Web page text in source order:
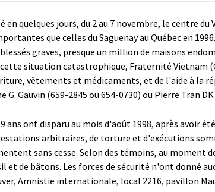
quelques jours, du 2 au 7 novembre, le centre
que celles du Saguenay au Québec en
graves, presque un million de maisons
situation catastrophique, Fraternité Vietnam
vêtements et médicaments, et de l'aide à la
Gauvin (659-2845 ou 654-0730) ou Pierre Tran
ans ont disparu au mois d'août 1998, après avoir
arbitraires, de torture et d'exécutions
sans cesse. Selon des témoins, au moment
et de bâtons. Les forces de sécurité n'ont donné
Amnistie internationale, local 2216, pavillon